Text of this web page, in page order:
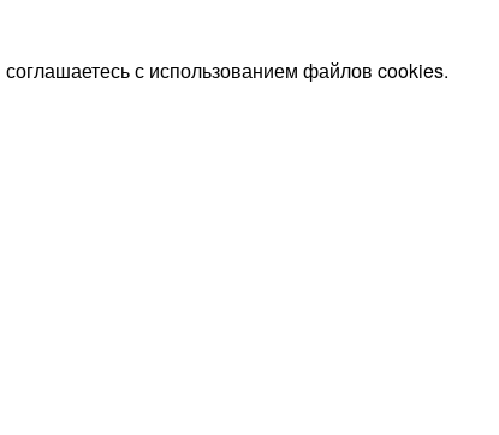
с использованием файлов cookies.